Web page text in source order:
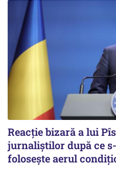
Reacție bizară a lui
jurnaliștilor după ce
folosește aerul